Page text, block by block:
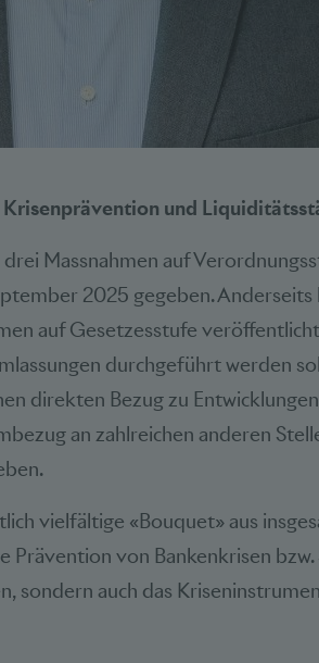
und
Massnahmen auf
2025 gegeben.
auf Gesetzesstufe
durchgeführt werden
direkten Bezug zu
an zahlreichen anderen
vielfältige «Bouquet» aus
Prävention von Bankenkrisen
sondern auch das